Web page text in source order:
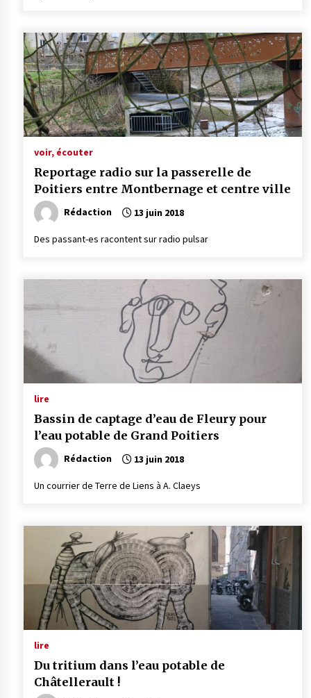
voir, écouter
Reportage radio sur la passerelle de
Poitiers entre Montbernage et centre ville
Rédaction 13 juin 2018
Des passant-es racontent sur radio pulsar
lire
Bassin de captage d’eau de Fleury pour
l’eau potable de Grand Poitiers
Rédaction 13 juin 2018
Un courrier de Terre de Liens à A. Claeys
lire
Du tritium dans l’eau potable de
Châtellerault !